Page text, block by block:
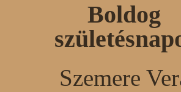
Boldog
Szemere